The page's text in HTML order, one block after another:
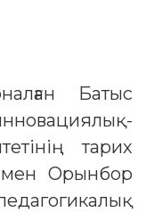
Батыс
тарих
Орынбор